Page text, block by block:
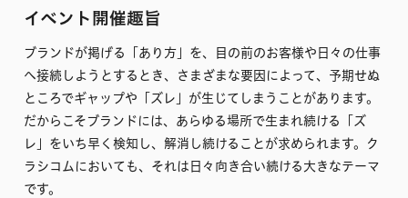
イベント開催趣旨
ブランドが掲げる「あり方」を、目の前のお客様や日々の仕事
へ接続しようとするとき、さまざまな要因によって、予期せぬ
ところでギャップや「ズレ」が生じてしまうことがあります。
だからこそブランドには、あらゆる場所で生まれ続ける「ズ
レ」をいち早く検知し、解消し続けることが求められます。ク
ラシコムにおいても、それは日々向き合い続ける大きなテーマ
です。